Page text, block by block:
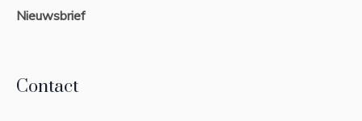
Nieuwsbrief
Contact